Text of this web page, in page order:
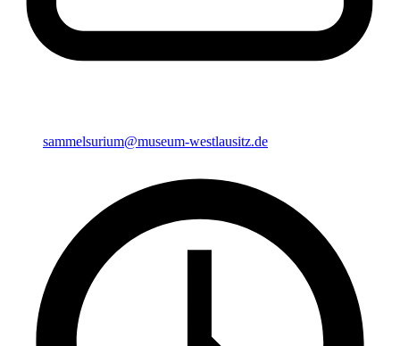
sammelsurium@museum-westlausitz.de